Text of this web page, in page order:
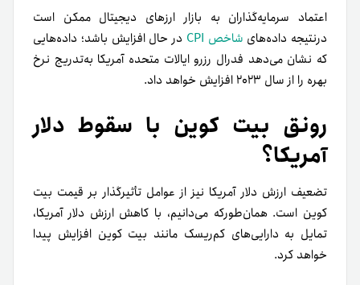
اعتماد سرمایه‌گذاران به بازار ارزهای دیجیتال ممکن است
در‌نتیجه داده‌های شاخص CPI
در حال افزایش باشد؛ داده‌هایی
که نشان می‌دهد فدرال رزرو ایالات متحده آمریکا به‌تدریج نرخ
بهره را از سال ۲۰۲۳ افزایش خواهد داد.
رونق بیت کوین با سقوط دلار
آمریکا؟
تضعیف ارزش دلار آمریکا نیز از عوامل تأثیرگذار بر قیمت بیت
کوین است. همان‌طور‌که می‌دانیم، با کاهش ارزش دلار آمریکا،
تمایل به دارایی‌های کم‌ریسک مانند بیت کوین افزایش پیدا
خواهد کرد.